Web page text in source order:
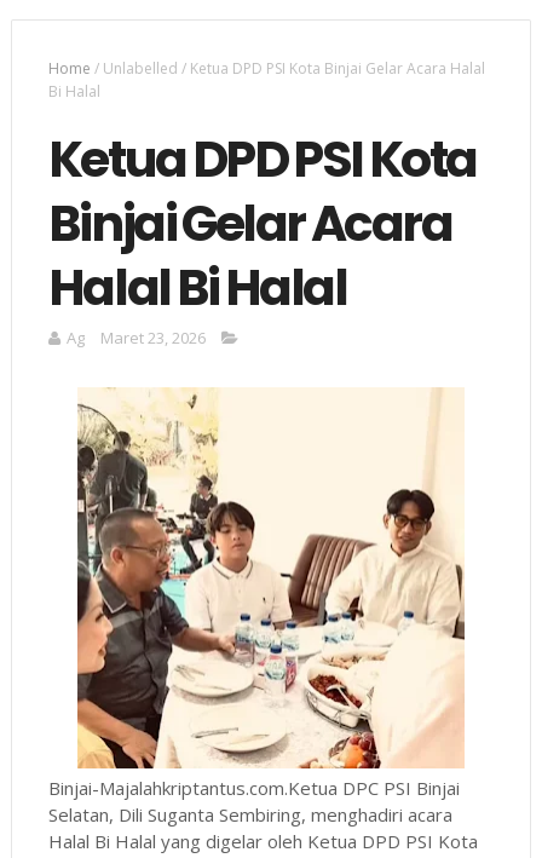
Home /Unlabelled / Ketua DPD PSI Kota Binjai Gelar Acara Halal
Bi Halal
Ketua DPD PSI Kota
Binjai Gelar Acara
Halal Bi Halal
Ag Maret 23, 2026
Binjai-Majalahkriptantus.com.Ketua DPC PSI Binjai
Selatan, Dili Suganta Sembiring, menghadiri acara
Halal Bi Halal yang digelar oleh Ketua DPD PSI Kota